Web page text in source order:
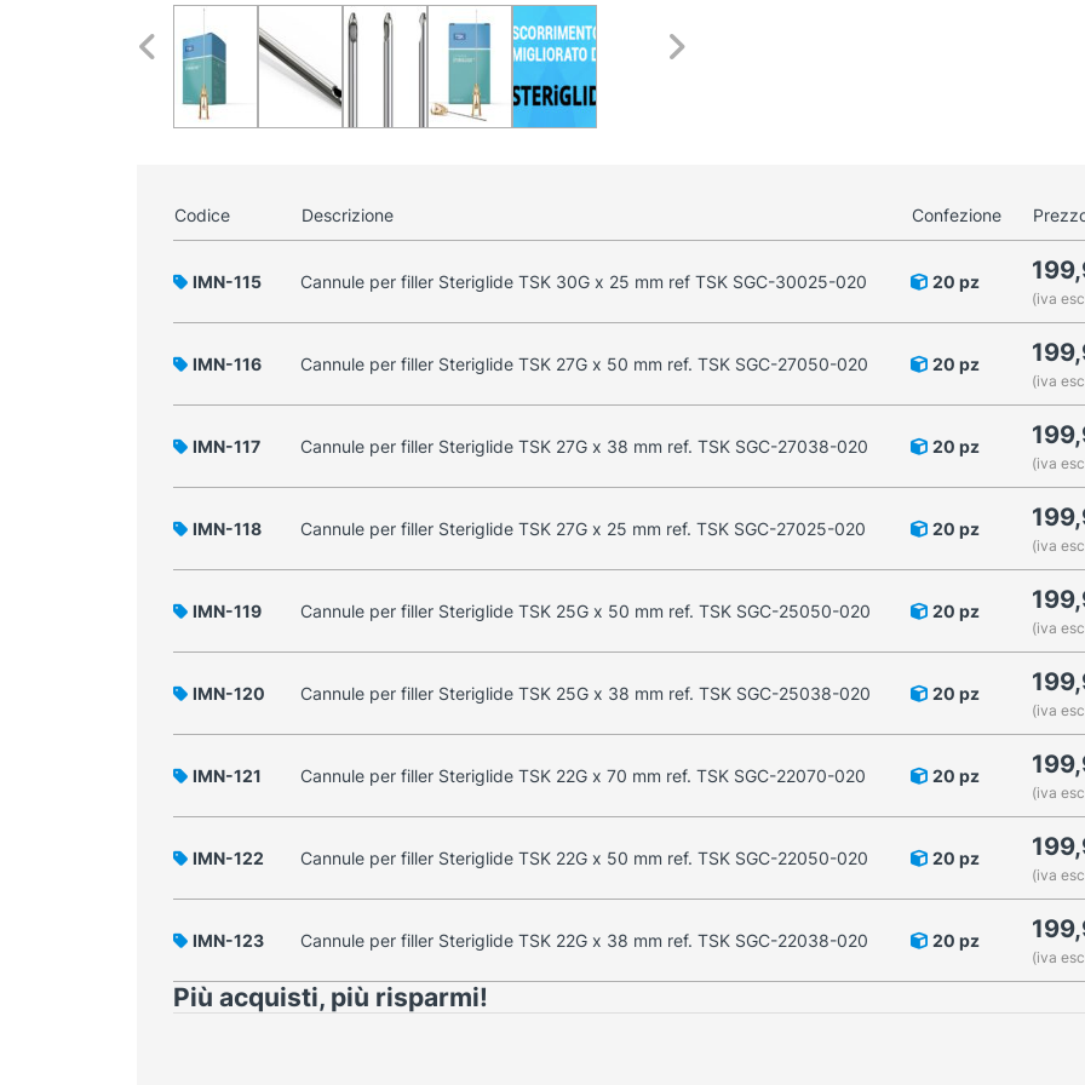
Codice Descrizione Confezione
IMN-115 Cannule per filler Steriglide TSK 30G x 25 mm ref TSK SGC-30025-020 20 pz
(iva
IMN-116 Cannule per filler Steriglide TSK 27G x 50 mm ref. TSK SGC-27050-020 20 pz
(iva
IMN-117 Cannule per filler Steriglide TSK 27G x 38 mm ref. TSK SGC-27038-020 20 pz
(iva
IMN-118 Cannule per filler Steriglide TSK 27G x 25 mm ref. TSK SGC-27025-020 20 pz
(iva
IMN-119 Cannule per filler Steriglide TSK 25G x 50 mm ref. TSK SGC-25050-020 20 pz
(iva
IMN-120 Cannule per filler Steriglide TSK 25G x 38 mm ref. TSK SGC-25038-020 20 pz
(iva
IMN-121 Cannule per filler Steriglide TSK 22G x 70 mm ref. TSK SGC-22070-020 20 pz
(iva
IMN-122 Cannule per filler Steriglide TSK 22G x 50 mm ref. TSK SGC-22050-020 20 pz
(iva
IMN-123 Cannule per filler Steriglide TSK 22G x 38 mm ref. TSK SGC-22038-020 20 pz
(iva
Più acquisti, più risparmi!